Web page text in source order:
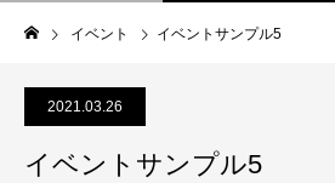
イベント イベントサンプル5
2021.03.26
イベントサンプル5